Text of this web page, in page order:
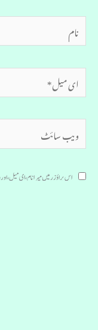
میل*
سائٹ
اس براؤزر میں میرا نام، ای میل،